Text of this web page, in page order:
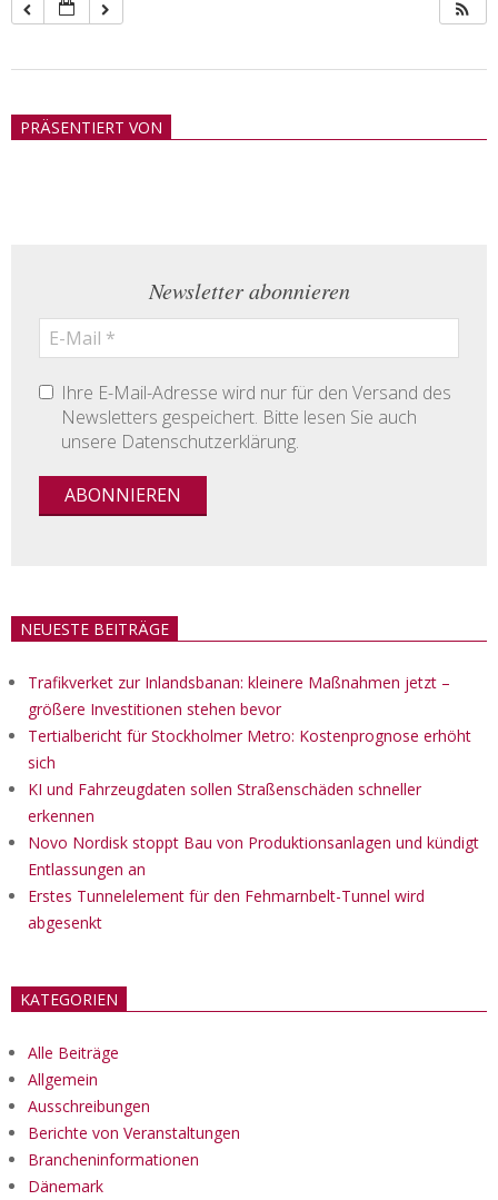
21PRÄSENTIERT VON
Newsletter abonnieren
Ihre E-Mail-Adresse wird nur für den Versand des
Newsletters gespeichert. Bitte lesen Sie auch
unsere Datenschutzerklärung.
NEUESTE BEITRÄGE
Trafikverket zur Inlandsbanan: kleinere Maßnahmen jetzt –
größere Investitionen stehen bevor
Tertialbericht für Stockholmer Metro: Kostenprognose erhöht
sich
KI und Fahrzeugdaten sollen Straßenschäden schneller
erkennen
Novo Nordisk stoppt Bau von Produktionsanlagen und kündigt
Entlassungen an
Erstes Tunnelelement für den Fehmarnbelt-Tunnel wird
abgesenkt
KATEGORIEN
Alle Beiträge
Allgemein
Ausschreibungen
Berichte von Veranstaltungen
Brancheninformationen
Dänemark